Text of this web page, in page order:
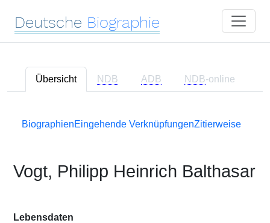
Deutsche Biographie
Übersicht NDB ADB NDB-online
BiographienEingehende VerknüpfungenZitierweise
Vogt, Philipp Heinrich Balthasar
Lebensdaten